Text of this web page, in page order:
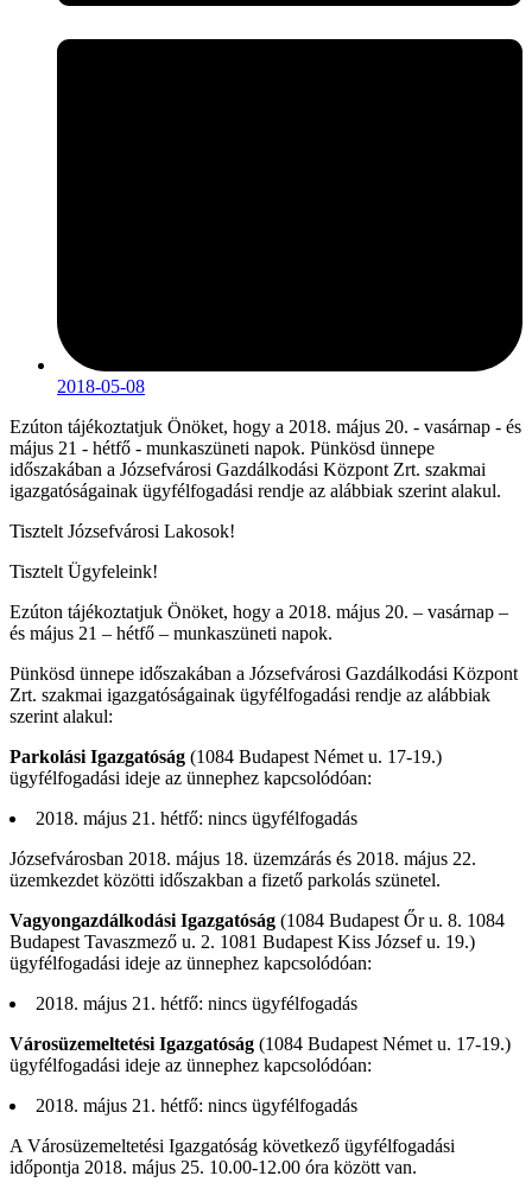
2018-05-08
Ezúton tájékoztatjuk Önöket, hogy a 2018. május 20. - vasárnap - és
május 21 - hétfő - munkaszüneti napok. Pünkösd ünnepe
időszakában a Józsefvárosi Gazdálkodási Központ Zrt. szakmai
igazgatóságainak ügyfélfogadási rendje az alábbiak szerint alakul.
Tisztelt Józsefvárosi Lakosok!
Tisztelt Ügyfeleink!
Ezúton tájékoztatjuk Önöket, hogy a 2018. május 20. – vasárnap –
és május 21 – hétfő – munkaszüneti napok.
Pünkösd ünnepe időszakában a Józsefvárosi Gazdálkodási Központ
Zrt. szakmai igazgatóságainak ügyfélfogadási rendje az alábbiak
szerint alakul:
Parkolási Igazgatóság (1084 Budapest Német u. 17-19.)
ügyfélfogadási ideje az ünnephez kapcsolódóan:
2018. május 21. hétfő: nincs ügyfélfogadás
Józsefvárosban 2018. május 18. üzemzárás és 2018. május 22.
üzemkezdet közötti időszakban a fizető parkolás szünetel.
Vagyongazdálkodási Igazgatóság (1084 Budapest Őr u. 8. 1084
Budapest Tavaszmező u. 2. 1081 Budapest Kiss József u. 19.)
ügyfélfogadási ideje az ünnephez kapcsolódóan:
2018. május 21. hétfő: nincs ügyfélfogadás
Városüzemeltetési Igazgatóság (1084 Budapest Német u. 17-19.)
ügyfélfogadási ideje az ünnephez kapcsolódóan:
2018. május 21. hétfő: nincs ügyfélfogadás
A Városüzemeltetési Igazgatóság következő ügyfélfogadási
időpontja 2018. május 25. 10.00-12.00 óra között van.